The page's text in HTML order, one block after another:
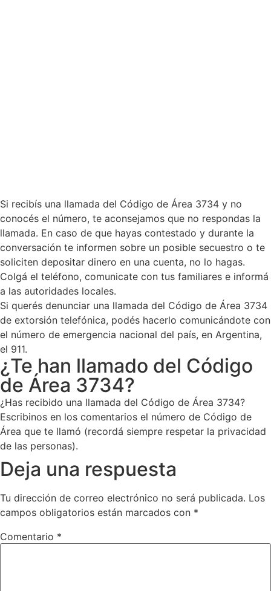
Si recibís una llamada del Código de Área 3734 y no
conocés el número, te aconsejamos que no respondas la
llamada. En caso de que hayas contestado y durante la
conversación te informen sobre un posible secuestro o te
soliciten depositar dinero en una cuenta, no lo hagas.
Colgá el teléfono, comunicate con tus familiares e informá
a las autoridades locales.
Si querés denunciar una llamada del Código de Área 3734
de extorsión telefónica, podés hacerlo comunicándote con
el número de emergencia nacional del país, en Argentina,
el 911.
¿Te han llamado del Código
de Área 3734?
¿Has recibido una llamada del Código de Área 3734?
Escribinos en los comentarios el número de Código de
Área que te llamó (recordá siempre respetar la privacidad
de las personas).
Deja una respuesta
Tu dirección de correo electrónico no será publicada. Los
campos obligatorios están marcados con *
Comentario *